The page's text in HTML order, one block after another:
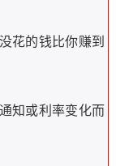
花的钱比你赚到
知或利率变化而